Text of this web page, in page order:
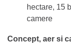
hectare, 15
camere
Concept, aer si